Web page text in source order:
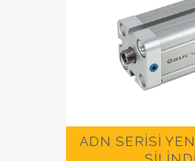
ADN SERİSİ